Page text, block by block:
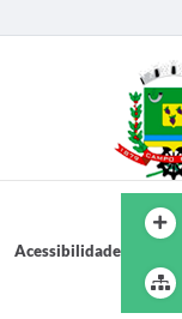
Acessibilidade